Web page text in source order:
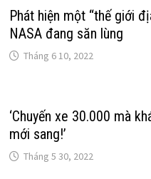
Phát hiện một “thế giới
NASA đang săn lùng
Tháng 6 10, 2022
‘Chuyến xe 30.000 mà
mới sang!’
Tháng 5 30, 2022